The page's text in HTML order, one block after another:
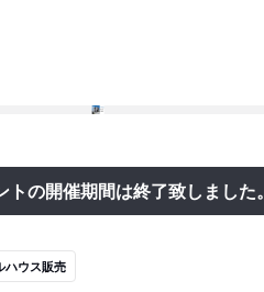
トの開催期間は終了致しました。
ハウス販売